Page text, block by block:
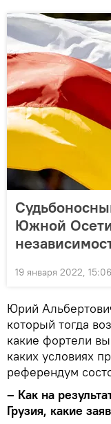
Южной
19 января 2022, 15:06
Юрий
который тогда
какие фортели
каких условиях
референдум
– Как на
Грузия, какие